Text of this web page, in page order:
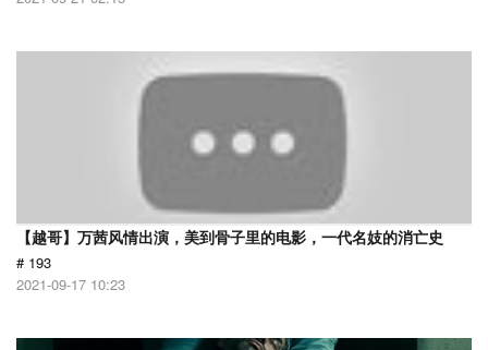
【越哥】万茜风情出演，美到骨子里的电影，一代名妓的消亡史
# 193
2021-09-17 10:23